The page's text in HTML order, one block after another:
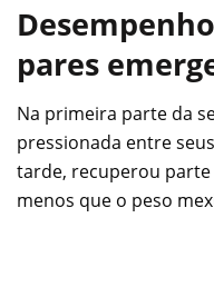
pares
Na primeira parte da
pressionada entre
tarde, recuperou parte
menos que o peso